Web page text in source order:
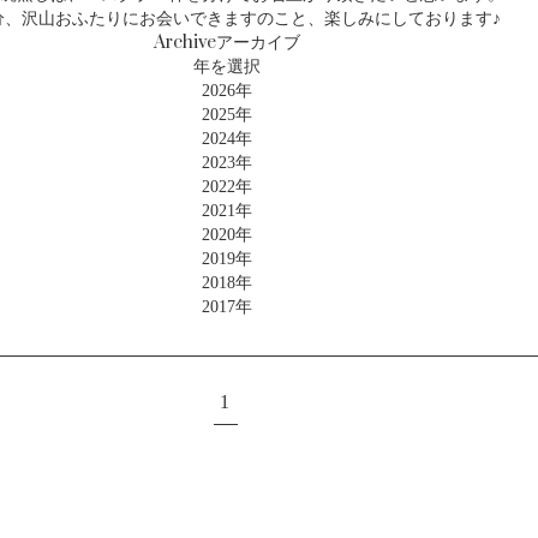
、沢山おふたりにお会いできますのこと、楽しみにしております♪
Archiveアーカイブ
年を選択
2026年
2025年
2024年
2023年
2022年
2021年
2020年
2019年
2018年
2017年
1